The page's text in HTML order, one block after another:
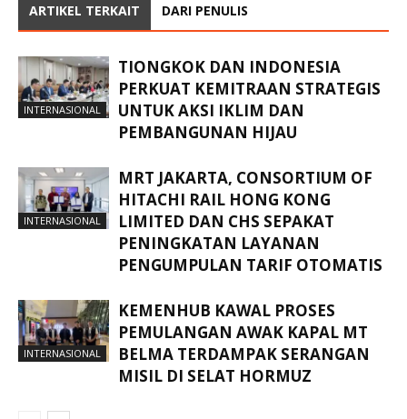
ARTIKEL TERKAIT DARI PENULIS
INTERNASIONAL
TIONGKOK DAN INDONESIA
PERKUAT KEMITRAAN STRATEGIS
UNTUK AKSI IKLIM DAN
PEMBANGUNAN HIJAU
INTERNASIONAL
MRT JAKARTA, CONSORTIUM OF
HITACHI RAIL HONG KONG
LIMITED DAN CHS SEPAKAT
PENINGKATAN LAYANAN
PENGUMPULAN TARIF OTOMATIS
INTERNASIONAL
KEMENHUB KAWAL PROSES
PEMULANGAN AWAK KAPAL MT
BELMA TERDAMPAK SERANGAN
MISIL DI SELAT HORMUZ